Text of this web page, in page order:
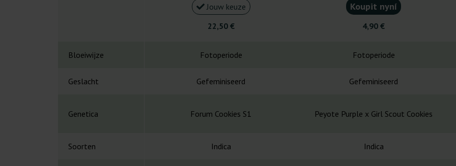
Jouw keuze
22,50 €
Koupit nyní
4,90 €
Bloeiwijze Fotoperiode Fotoperiode
Geslacht Gefeminiseerd Gefeminiseerd
Genetica Forum Cookies S1 Peyote Purple x Girl Scout Cookies
Soorten Indica Indica